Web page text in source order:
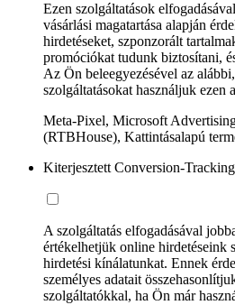
Ezen szolgáltatások
vásárlási magatartása alapján
hirdetéseket, szponzorált
promóciókat tudunk biztosítani,
Az Ön beleegyezésével az
szolgáltatásokat használjuk ezen
Meta-Pixel, Microsoft
(RTBHouse), Kattintásalapú
Kiterjesztett Conversion-Tracking
A szolgáltatás elfogadásával
értékelhetjük online hirdetéseink
hirdetési kínálatunkat. Ennek
személyes adatait
szolgáltatókkal, ha Ön már